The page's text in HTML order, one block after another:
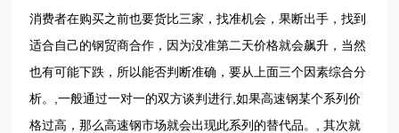
消费者在购买之前也要货比三家，找准机会，果断出手，找到
适合自己的钢贸商合作，因为没准第二天价格就会飙升，当然
也有可能下跌，所以能否判断准确，要从上面三个因素综合分
析。,一般通过一对一的双方谈判进行,如果高速钢某个系列价
格过高，那么高速钢市场就会出现此系列的替代品。, 其次就